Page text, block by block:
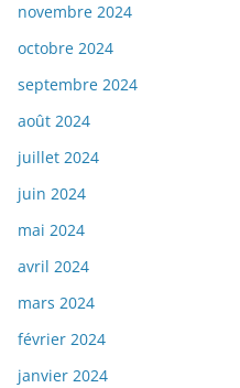
novembre 2024
octobre 2024
septembre 2024
août 2024
juillet 2024
juin 2024
mai 2024
avril 2024
mars 2024
février 2024
janvier 2024